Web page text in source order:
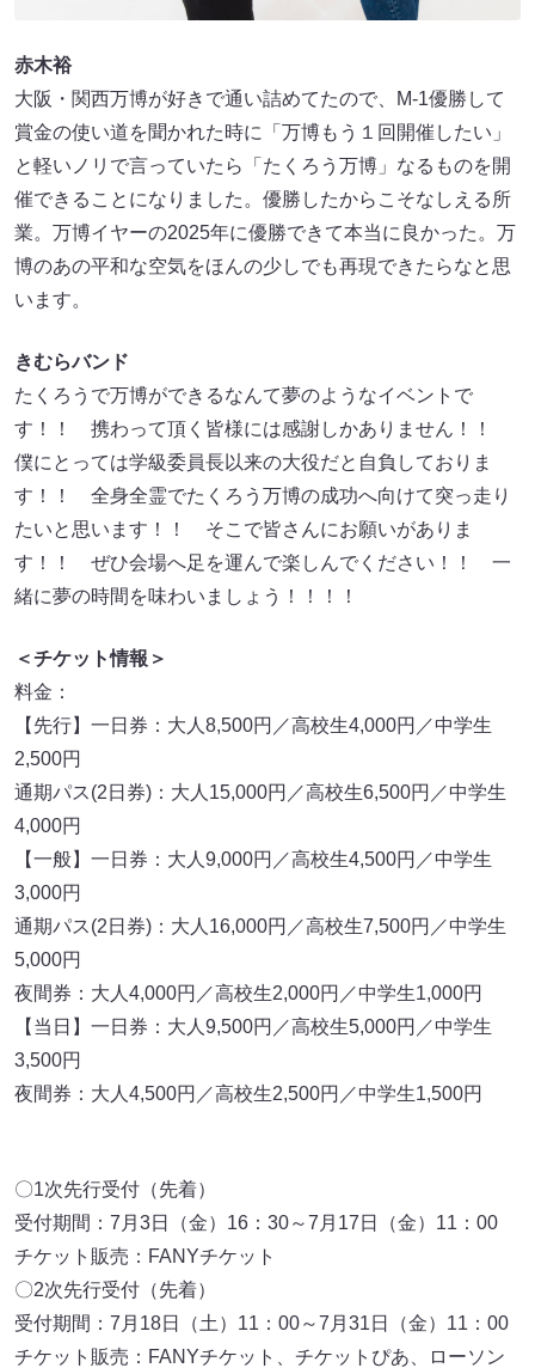
赤木裕
大阪・関西万博が好きで通い詰めてたので、M-1優勝して
賞金の使い道を聞かれた時に「万博もう１回開催したい」
と軽いノリで言っていたら「たくろう万博」なるものを開
催できることになりました。優勝したからこそなしえる所
業。万博イヤーの2025年に優勝できて本当に良かった。万
博のあの平和な空気をほんの少しでも再現できたらなと思
います。
きむらバンド
たくろうで万博ができるなんて夢のようなイベントで
す！！ 携わって頂く皆様には感謝しかありません！！
僕にとっては学級委員長以来の大役だと自負しておりま
す！！ 全身全霊でたくろう万博の成功へ向けて突っ走り
たいと思います！！ そこで皆さんにお願いがありま
す！！ ぜひ会場へ足を運んで楽しんでください！！ 一
緒に夢の時間を味わいましょう！！！！
＜チケット情報＞
料金：
【先行】一日券：大人8,500円／高校生4,000円／中学生
2,500円
通期パス(2日券)：大人15,000円／高校生6,500円／中学生
4,000円
【一般】一日券：大人9,000円／高校生4,500円／中学生
3,000円
通期パス(2日券)：大人16,000円／高校生7,500円／中学生
5,000円
夜間券：大人4,000円／高校生2,000円／中学生1,000円
【当日】一日券：大人9,500円／高校生5,000円／中学生
3,500円
夜間券：大人4,500円／高校生2,500円／中学生1,500円
〇1次先行受付（先着）
受付期間：7月3日（金）16：30～7月17日（金）11：00
チケット販売：FANYチケット
〇2次先行受付（先着）
受付期間：7月18日（土）11：00～7月31日（金）11：00
チケット販売：FANYチケット、チケットぴあ、ローソン